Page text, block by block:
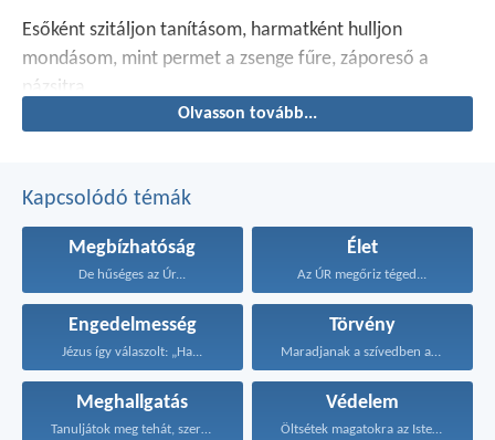
Esőként szitáljon tanításom, harmatként hulljon
mondásom, mint permet a zsenge fűre, záporeső a
pázsitra.
Olvasson tovább...
Kapcsolódó témák
Megbízhatóság
De hűséges az Úr...
Élet
Az ÚR megőriz téged...
Engedelmesség
Jézus így válaszolt: „Ha...
Törvény
Maradjanak a szívedben azok...
Meghallgatás
Tanuljátok meg tehát, szeretett...
Védelem
Öltsétek magatokra az Isten...